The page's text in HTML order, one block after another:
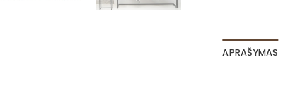
APRAŠYMAS